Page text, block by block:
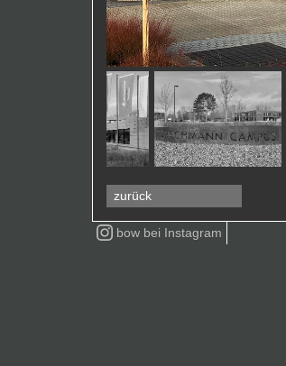
zurück
bow bei Instagram